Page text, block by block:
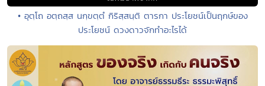
• อุตฺโถ อตฺถสฺส นกฺขตฺตํ กิริสฺสนฺติ ตารกา ประโยชน์เป็นฤกษ์ของ
ประโยชน์ ดวงดาวจักทำอะไรได้